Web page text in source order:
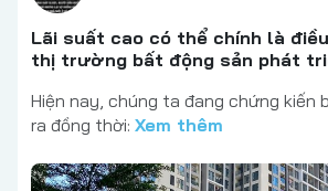
Lãi suất cao có thể chính là
thị trường bất động sản phát
Hiện nay, chúng ta đang chứng kiến
ra đồng thời: Xem thêm